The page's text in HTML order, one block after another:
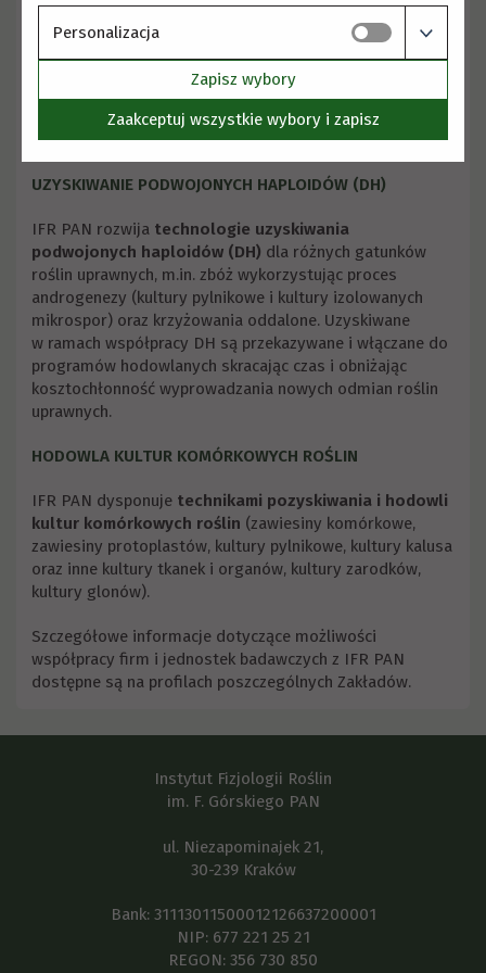
pozyskiwanych w procesie mutagenezy fizycznej
lub chemicznej
charakterystyki przystosowania nowych odmian
do warunków klimatycznych w różnych sezonach
wegetacyjnych i/lub lokalizacjach
charakterystyki żywotności roślin z rozsad
i nasadzeń
UZYSKIWANIE PODWOJONYCH HAPLOIDÓW (DH)
IFR PAN rozwija technologie uzyskiwania
podwojonych haploidów (DH) dla różnych gatunków
roślin uprawnych, m.in. zbóż wykorzystując proces
androgenezy (kultury pylnikowe i kultury izolowanych
mikrospor) oraz krzyżowania oddalone. Uzyskiwane
w ramach współpracy DH są przekazywane i włączane do
programów hodowlanych skracając czas i obniżając
kosztochłonność wyprowadzania nowych odmian roślin
uprawnych.
HODOWLA KULTUR KOMÓRKOWYCH ROŚLIN
IFR PAN dysponuje technikami pozyskiwania i hodowli
kultur komórkowych roślin (zawiesiny komórkowe,
zawiesiny protoplastów, kultury pylnikowe, kultury kalusa
oraz inne kultury tkanek i organów, kultury zarodków,
kultury glonów).
Szczegółowe informacje dotyczące możliwości
współpracy firm i jednostek badawczych z IFR PAN
dostępne są na profilach poszczególnych Zakładów.
Instytut Fizjologii Roślin
im. F. Górskiego PAN
ul. Niezapominajek 21,
30-239 Kraków
Bank: 31113011500012126637200001
NIP: 677 221 25 21
REGON: 356 730 850
Personalizacja
Zapisz wybory
Zaakceptuj wszystkie wybory i zapisz